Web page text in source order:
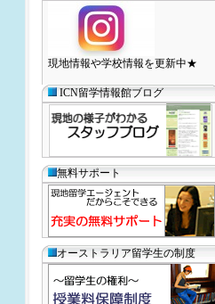
現地情報や学校情報を更新中★
ICN留学情報館ブログ
無料サポート
オーストラリア留学生の制度